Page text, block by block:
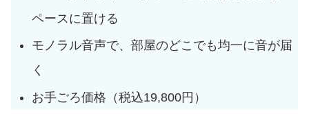
ペースに置ける
モノラル音声で、部屋のどこでも均一に音が届
く
お手ごろ価格（税込19,800円）